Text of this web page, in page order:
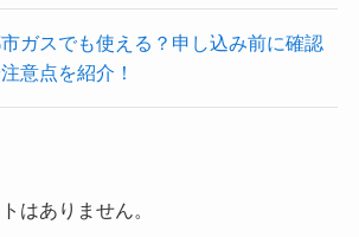
ガスでも使える？申し込み前に確認
意点を紹介！
はありません。